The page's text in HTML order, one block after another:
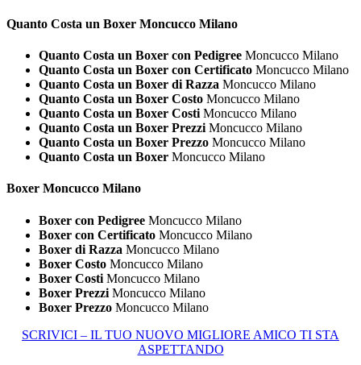
Quanto Costa un Boxer Moncucco Milano
Quanto Costa un Boxer con Pedigree Moncucco Milano
Quanto Costa un Boxer con Certificato Moncucco Milano
Quanto Costa un Boxer di Razza Moncucco Milano
Quanto Costa un Boxer Costo Moncucco Milano
Quanto Costa un Boxer Costi Moncucco Milano
Quanto Costa un Boxer Prezzi Moncucco Milano
Quanto Costa un Boxer Prezzo Moncucco Milano
Quanto Costa un Boxer Moncucco Milano
Boxer Moncucco Milano
Boxer con Pedigree Moncucco Milano
Boxer con Certificato Moncucco Milano
Boxer di Razza Moncucco Milano
Boxer Costo Moncucco Milano
Boxer Costi Moncucco Milano
Boxer Prezzi Moncucco Milano
Boxer Prezzo Moncucco Milano
SCRIVICI – IL TUO NUOVO MIGLIORE AMICO TI STA
ASPETTANDO